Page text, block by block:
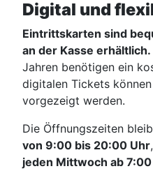
Digital und
Eintrittskarten sind
an der Kasse erhältlich.
Jahren benötigen ein
digitalen Tickets
vorgezeigt werden.
Die Öffnungszeiten
von 9:00 bis 20:00 Uhr
jeden Mittwoch ab